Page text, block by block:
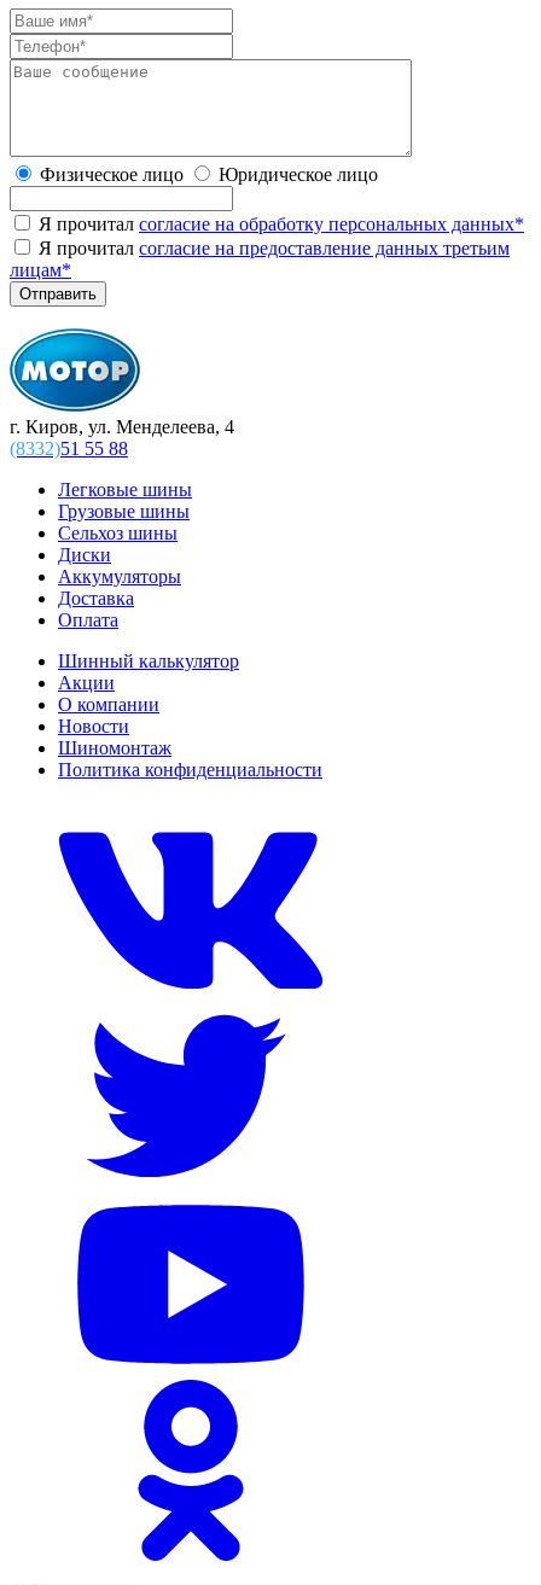
Физическое лицо Юридическое лицо
Я прочитал согласие на обработку персональных данных*
Я прочитал согласие на предоставление данных третьим
лицам*
г. Киров, ул. Менделеева, 4
(8332)51 55 88
Легковые шины
Грузовые шины
Сельхоз шины
Диски
Аккумуляторы
Доставка
Оплата
Шинный калькулятор
Акции
О компании
Новости
Шиномонтаж
Политика конфиденциальности